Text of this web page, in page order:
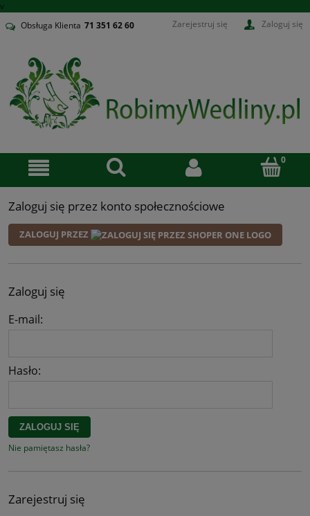
v
Obsługa Klienta 71 351 62 60 Zarejestruj się Zaloguj się
Zaloguj się przez konto społecznościowe
ZALOGUJ PRZEZ
Zaloguj się
E-mail:
Hasło:
ZALOGUJ SIĘ
Nie pamiętasz hasła?
Zarejestruj się